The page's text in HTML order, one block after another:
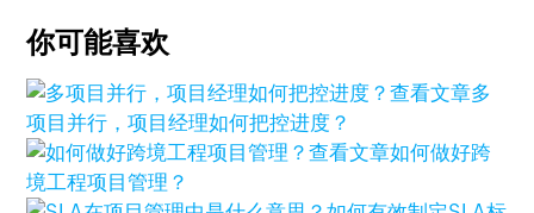
你可能喜欢
查看文章多
项目并行，项目经理如何把控进度？
查看文章如何做好跨
境工程项目管理？